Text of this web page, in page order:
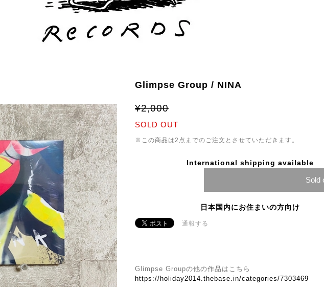
Glimpse Group / NINA
¥2,000
SOLD OUT
※この商品は2点までのご注文とさせていただきます。
International shipping available
Sold
日本国内にお住まいの方向け
通報する
Glimpse Groupの他の作品はこちら
https://holiday2014.thebase.in/categories/7303469